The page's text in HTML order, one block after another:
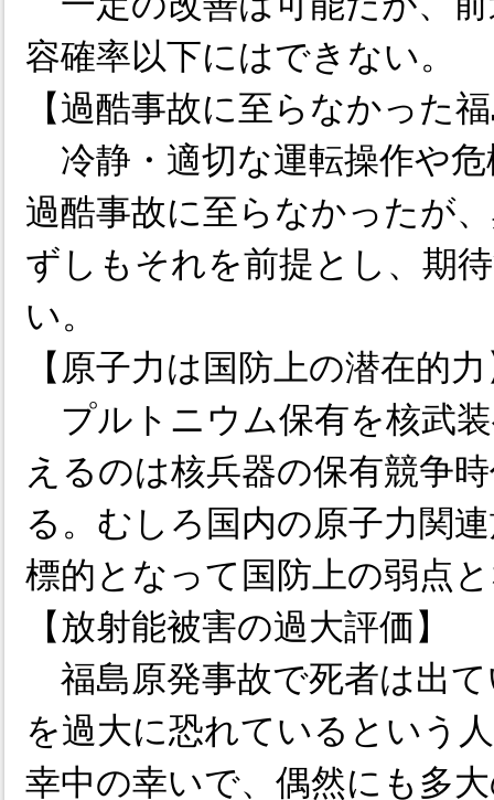
容確率以下にはできない。
【過酷事故に至らなかった
冷静・適切な運転操作や
過酷事故に至らなかったが
ずしもそれを前提とし、期
い。
【原子力は国防上の潜在的
プルトニウム保有を核武
えるのは核兵器の保有競争
る。むしろ国内の原子力関
標的となって国防上の弱点
【放射能被害の過大評価】
福島原発事故で死者は出
を過大に恐れているという
幸中の幸いで、偶然にも多